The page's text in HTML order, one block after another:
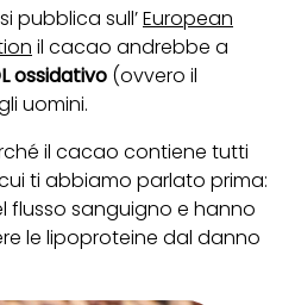
pubblica sull’European
il cacao andrebbe a
ossidativo (ovvero il
uomini.
il cacao contiene tutti
ti abbiamo parlato prima:
flusso sanguigno e hanno
le lipoproteine dal danno